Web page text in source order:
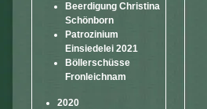
Beerdigung Christina
Schönborn
Patrozinium
Einsiedelei 2021
Böllerschüsse
Fronleichnam
2020